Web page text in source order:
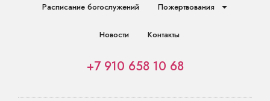
Расписание богослужений Пожертвования
Новости Контакты
+7 910 658 10 68